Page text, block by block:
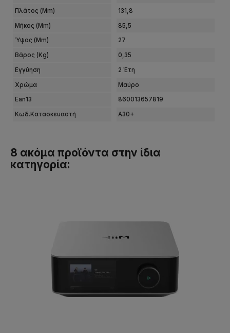
Πλάτος (mm) 131,8
Μήκος (mm) 85,5
Ύψος (mm) 27
Βάρος (kg) 0,35
Εγγύηση 2 Έτη
Χρώμα Μαύρο
Ean13 860013657819
Κωδ.Κατασκευαστή Α30+
8 ακόμα προϊόντα στην ίδια
κατηγορία: